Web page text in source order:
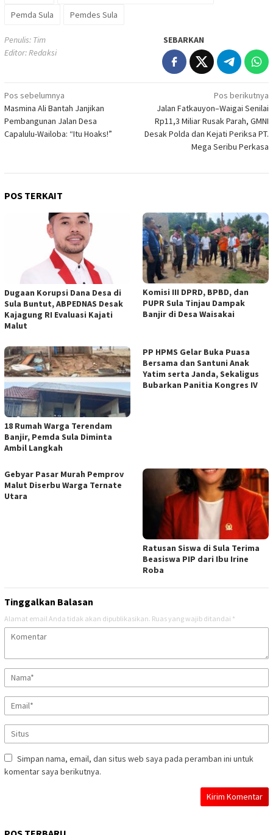
Pemda Sula
Pemdes Sula
Penulis: Tim
Editor: Redaksi
SEBARKAN
Navigasi
pos
Pos sebelumnya
Masmina Ali Bantah Janjikan
Pembangunan Jalan Desa
Capalulu-Wailoba: “Itu Hoaks!”
Pos berikutnya
Jalan Fatkauyon–Waigai Senilai
Rp11,3 Miliar Rusak Parah, GMNI
Desak Polda dan Kejati Periksa PT.
Mega Seribu Perkasa
POS TERKAIT
Dugaan Korupsi Dana Desa di
Sula Buntut, ABPEDNAS Desak
Kajagung RI Evaluasi Kajati
Malut
Komisi III DPRD, BPBD, dan
PUPR Sula Tinjau Dampak
Banjir di Desa Waisakai
18 Rumah Warga Terendam
Banjir, Pemda Sula Diminta
Ambil Langkah
PP HPMS Gelar Buka Puasa
Bersama dan Santuni Anak
Yatim serta Janda, Sekaligus
Bubarkan Panitia Kongres IV
Gebyar Pasar Murah Pemprov
Malut Diserbu Warga Ternate
Utara
Ratusan Siswa di Sula Terima
Beasiswa PIP dari Ibu Irine
Roba
Tinggalkan Balasan
Alamat email Anda tidak akan dipublikasikan. Ruas yang wajib ditandai *
Simpan nama, email, dan situs web saya pada peramban ini untuk
komentar saya berikutnya.